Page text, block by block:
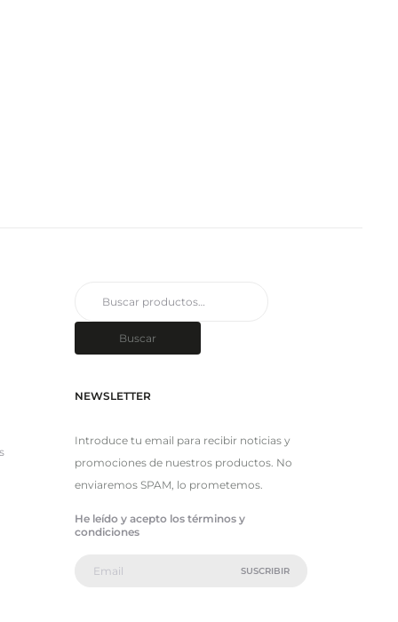
Buscar
NEWSLETTER
Introduce tu email para recibir noticias y
promociones de nuestros productos. No
enviaremos SPAM, lo prometemos.
He leído y acepto los términos y
condiciones